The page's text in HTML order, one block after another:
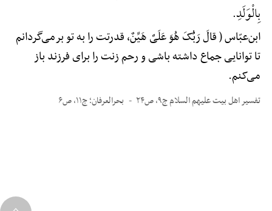
بِالْوَلَدِ.
ابن‌عبّاس ( قالَ رَبُّکَ هُوَ عَلَیَّ هَیِّنٌ، قدرتت را به تو برمی‌گردانم
تا توانایی جماع داشته باشی و رحم زنت را برای فرزند باز
می‌کنم.
تفسیر اهل بیت علیهم السلام ج۹، ص۲۴ بحرالعرفان؛ ج۱۱، ص۶